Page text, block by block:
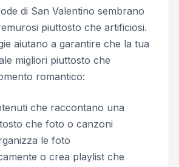
di San Valentino sembrano
piuttosto che artificiosi.
aiutano a garantire che la tua
migliori piuttosto che
romantico:
che raccontano una
che foto o canzoni
le foto
o crea playlist che